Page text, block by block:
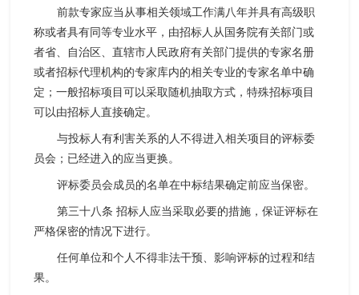
前款专家应当从事相关领域工作满八年并具有高级职
称或者具有同等专业水平，由招标人从国务院有关部门或
者省、自治区、直辖市人民政府有关部门提供的专家名册
或者招标代理机构的专家库内的相关专业的专家名单中确
定；一般招标项目可以采取随机抽取方式，特殊招标项目
可以由招标人直接确定。
与投标人有利害关系的人不得进入相关项目的评标委
员会；已经进入的应当更换。
评标委员会成员的名单在中标结果确定前应当保密。
第三十八条 招标人应当采取必要的措施，保证评标在
严格保密的情况下进行。
任何单位和个人不得非法干预、影响评标的过程和结
果。